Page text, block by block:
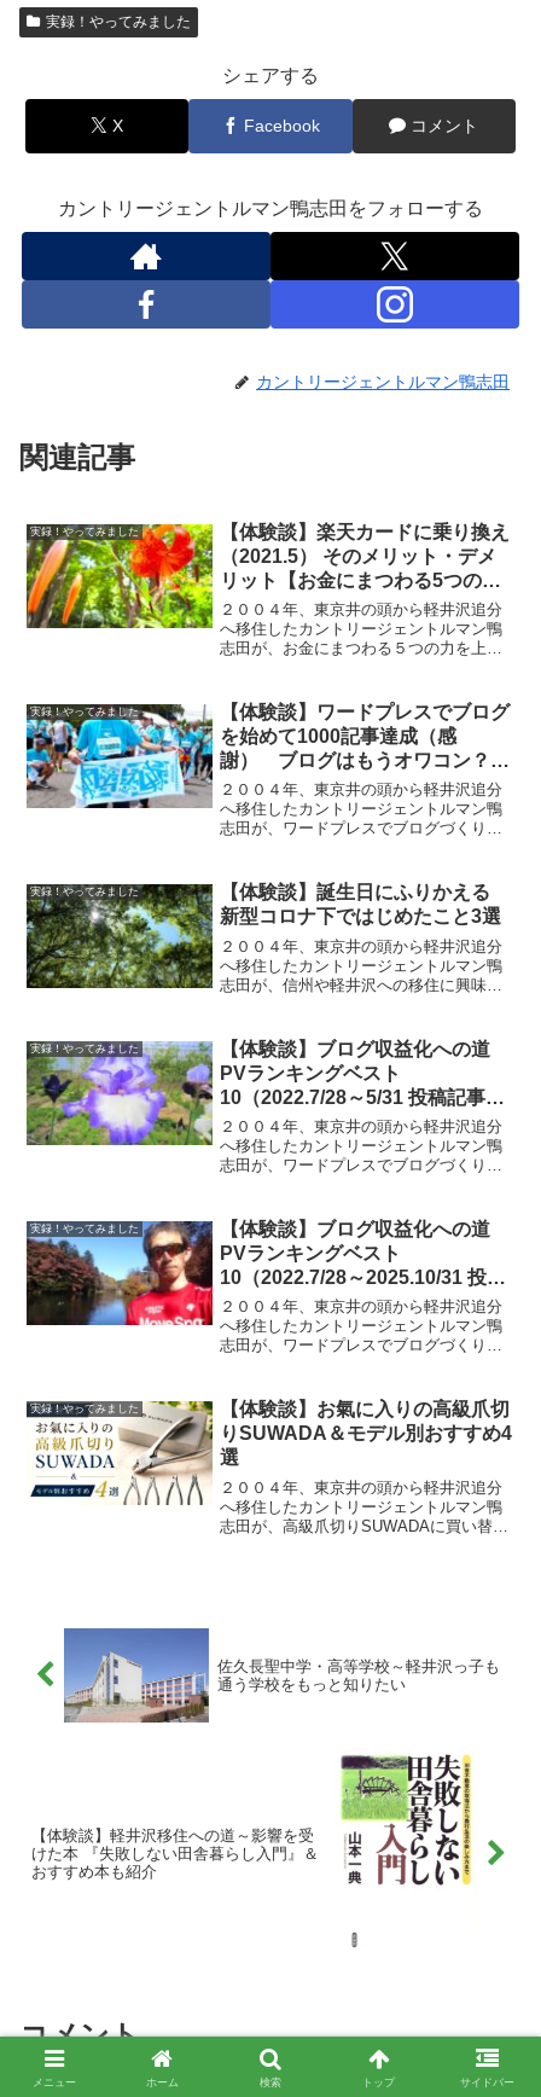
実録！やってみました
シェアする
X Facebook コメント
カントリージェントルマン鴨志田をフォローする
カントリージェントルマン鴨志田
関連記事
実録！やってみました
【体験談】楽天カードに乗り換え
（2021.5） そのメリット・デメ
リット【お金にまつわる5つの
力】
２００４年、東京井の頭から軽井沢追分
へ移住したカントリージェントルマン鴨
志田が、お金にまつわる５つの力を上げ
実録！やってみました
【体験談】ワードプレスでブログ
を始めて1000記事達成（感
謝） ブログはもうオワコン？
メリット・デメリット
２００４年、東京井の頭から軽井沢追分
へ移住したカントリージェントルマン鴨
志田が、ワードプレスでブログづくりに
実録！やってみました
【体験談】誕生日にふりかえる
新型コロナ下ではじめたこと3選
２００４年、東京井の頭から軽井沢追分
へ移住したカントリージェントルマン鴨
志田が、信州や軽井沢への移住に興味が
実録！やってみました
【体験談】ブログ収益化への道
PVランキングベスト
10（2022.7/28～5/31 投稿記事
281）
２００４年、東京井の頭から軽井沢追分
へ移住したカントリージェントルマン鴨
志田が、ワードプレスでブログづくりに
実録！やってみました
【体験談】ブログ収益化への道
PVランキングベスト
10（2022.7/28～2025.10/31 投稿
記事1155）
２００４年、東京井の頭から軽井沢追分
へ移住したカントリージェントルマン鴨
志田が、ワードプレスでブログづくりに
実録！やってみました
【体験談】お氣に入りの高級爪切
りSUWADA＆モデル別おすすめ4
選
２００４年、東京井の頭から軽井沢追分
へ移住したカントリージェントルマン鴨
志田が、高級爪切りSUWADAに買い替え
佐久長聖中学・高等学校～軽井沢っ子も
通う学校をもっと知りたい
【体験談】軽井沢移住への道～影響を受
けた本 『失敗しない田舎暮らし入門』＆
おすすめ本も紹介
コメント
メニュー ホーム 検索 トップ サイドバー